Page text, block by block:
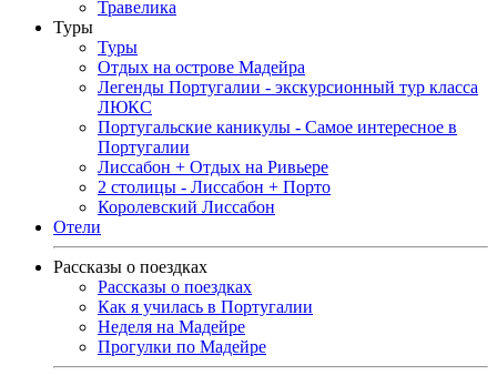
Травелика
Туры
Туры
Отдых на острове Мадейра
Легенды Португалии - экскурсионный тур класса
ЛЮКС
Португальские каникулы - Самое интересное в
Португалии
Лиссабон + Отдых на Ривьере
2 столицы - Лиссабон + Порто
Королевский Лиссабон
Отели
Рассказы о поездках
Рассказы о поездках
Как я училась в Португалии
Неделя на Мадейре
Прогулки по Мадейре